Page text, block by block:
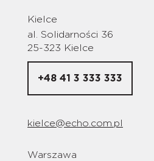
Kielce
al. Solidarności 36
25-323 Kielce
+48 41 3 333 333
kielce@echo.com.pl
Warszawa